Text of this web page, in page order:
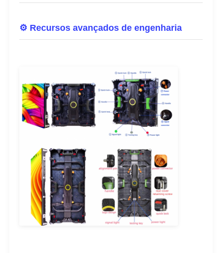
⚙️ Recursos avançados de engenharia